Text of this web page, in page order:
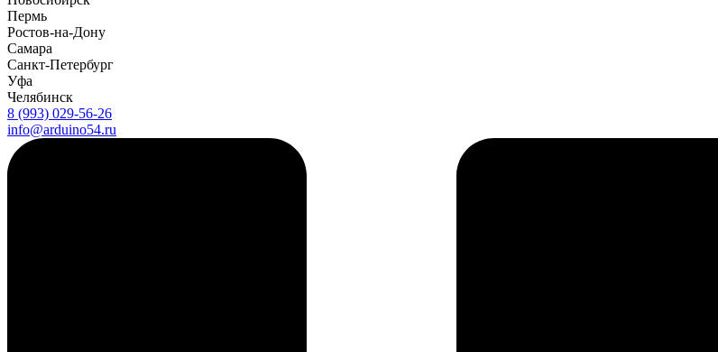
Пермь
Ростов-на-Дону
Самара
Санкт-Петербург
Уфа
Челябинск
8 (993) 029-56-26
info@arduino54.ru